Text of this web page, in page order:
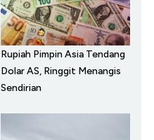
Rupiah Pimpin Asia Tendang
Dolar AS, Ringgit Menangis
Sendirian